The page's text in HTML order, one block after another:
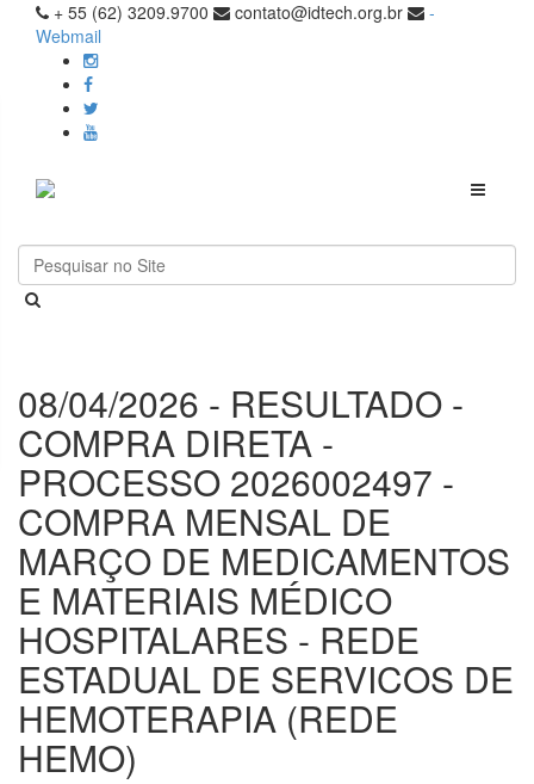
+ 55 (62) 3209.9700 contato@idtech.org.br
-
Webmail
Toggle
08/04/2026 - RESULTADO -
COMPRA DIRETA -
PROCESSO 2026002497 -
COMPRA MENSAL DE
MARÇO DE MEDICAMENTOS
E MATERIAIS MÉDICO
HOSPITALARES - REDE
ESTADUAL DE SERVICOS DE
HEMOTERAPIA (REDE
HEMO)